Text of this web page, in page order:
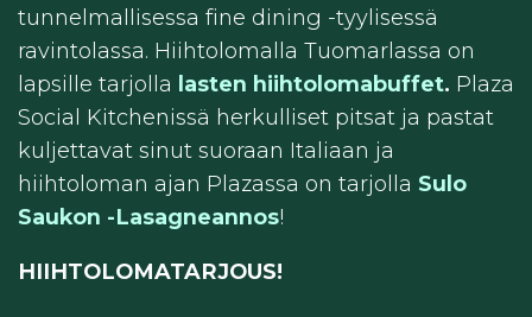
tunnelmallisessa fine dining -tyylisessä
ravintolassa. Hiihtolomalla Tuomarlassa on
lapsille tarjolla lasten hiihtolomabuffet. Plaza
Social Kitchenissä herkulliset pitsat ja pastat
kuljettavat sinut suoraan Italiaan ja
hiihtoloman ajan Plazassa on tarjolla Sulo
Saukon -Lasagneannos!
HIIHTOLOMATARJOUS!